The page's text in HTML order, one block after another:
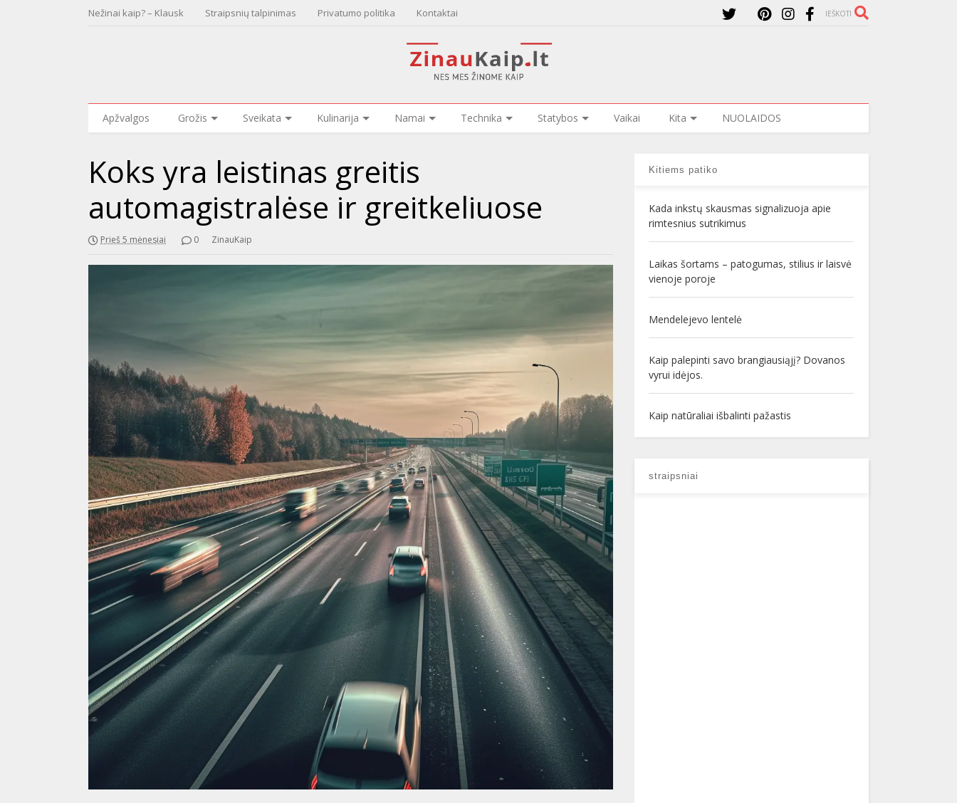
Nežinai kaip? – Klausk Straipsnių talpinimas Privatumo politika Kontaktai IEŠKOTI
Apžvalgos Grožis Sveikata Kulinarija Namai Technika Statybos Vaikai Kita NUOLAIDOS
Koks yra leistinas greitis
automagistralėse ir greitkeliuose
Prieš 5 mėnesiai 0 ZinauKaip
Kitiems patiko
Kada inkstų skausmas signalizuoja apie
rimtesnius sutrikimus
Laikas šortams – patogumas, stilius ir laisvė
vienoje poroje
Mendelejevo lentelė
Kaip palepinti savo brangiausiąjį? Dovanos
vyrui idėjos.
Kaip natūraliai išbalinti pažastis
straipsniai